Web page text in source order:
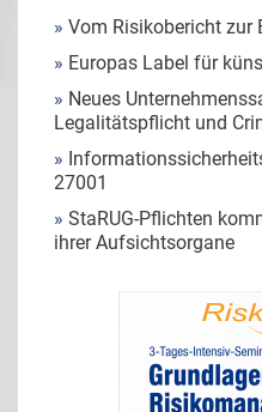
» Vom Risikobericht zur
» Europas Label für
» Neues
Legalitätspflicht und
»
27001
» StaRUG-Pflichten
ihrer Aufsichtsorgane